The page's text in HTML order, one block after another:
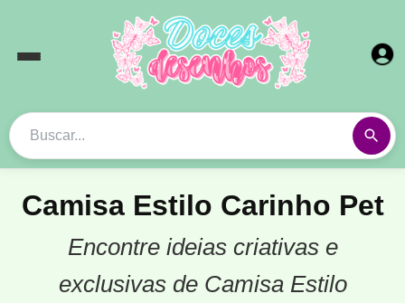
Camisa Estilo Carinho Pet
Encontre ideias criativas e
exclusivas de Camisa Estilo